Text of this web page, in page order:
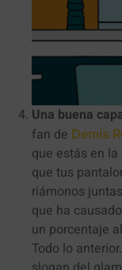
Una buena
fan de Demis
que estás en
que tus
riámonos
que ha
un porcentaje
Todo lo